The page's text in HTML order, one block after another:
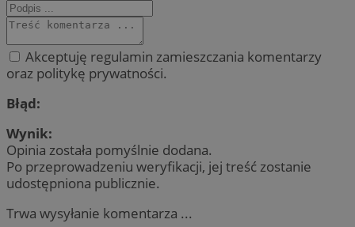
Akceptuję regulamin zamieszczania komentarzy
oraz politykę prywatności.
Błąd:
Wynik:
Opinia została pomyślnie dodana.
Po przeprowadzeniu weryfikacji, jej treść zostanie
udostępniona publicznie.
Trwa wysyłanie komentarza ...